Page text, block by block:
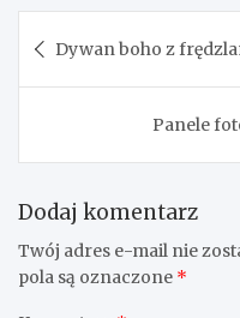
wpisu
Dywan boho z
Panele
Dodaj komentarz
Twój adres e-mail nie
pola są oznaczone *